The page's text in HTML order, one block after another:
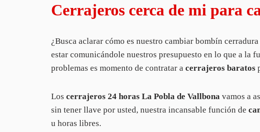
Cerrajeros cerca de mi para
¿Busca aclarar cómo es nuestro cambiar bombín
estar comunicándole nuestros presupuesto en lo que a la
problemas es momento de contratar a cerrajeros baratos
Los cerrajeros 24 horas La Pobla de Vallbona vamos a
sin tener llave por usted, nuestra incansable función de
u horas libres.